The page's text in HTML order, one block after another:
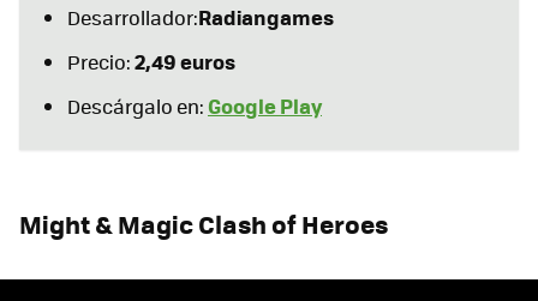
Desarrollador:Radiangames
Precio:2,49 euros
Descárgalo en: Google Play
Might & Magic Clash of Heroes